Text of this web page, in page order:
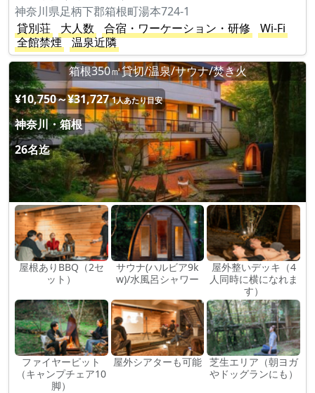
神奈川県足柄下郡箱根町湯本724-1
貸別荘
大人数 合宿・ワーケーション・研修
Wi-Fi
全館禁煙
温泉近隣
箱根350㎡貸切/温泉/サウナ/焚き火
¥10,750～¥31,727 1人あたり目安
神奈川・箱根
26名迄
屋根ありBBQ（2セ
ット）
サウナ(ハルビア9k
w)/水風呂シャワー
屋外整いデッキ（4
人同時に横になれま
す）
ファイヤーピット
（キャンプチェア10
脚）
屋外シアターも可能 芝生エリア（朝ヨガ
やドッグランにも）